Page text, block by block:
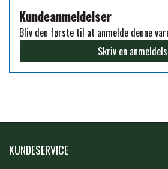
PREMIER EQUINE
PREMIER EQUINE
FORAN EQUINE
GP TACK
Kundeanmeldelser
Bliv den første til at anmelde denne
Skriv en
KUNDESERVICE